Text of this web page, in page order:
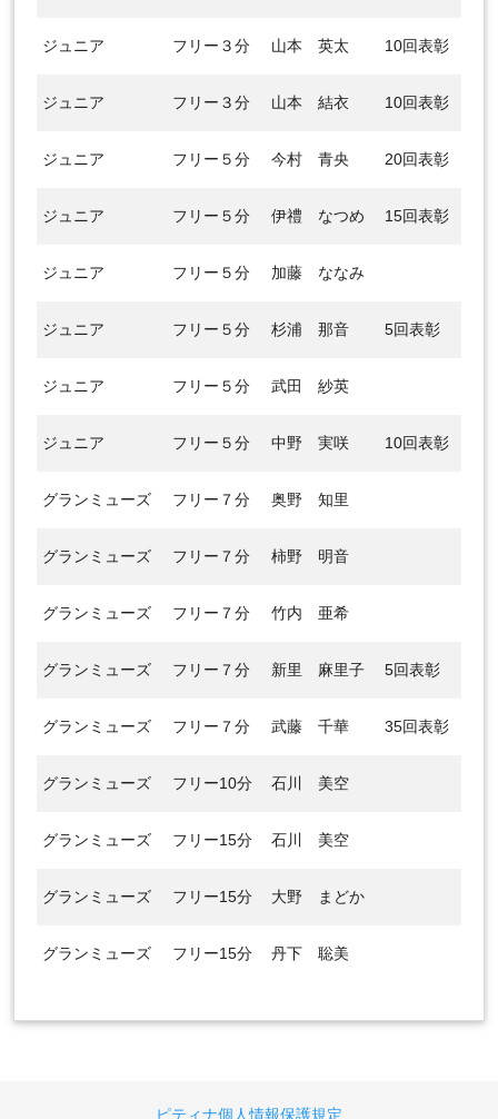
ジュニア フリー３分 山本 英太 10回表彰
ジュニア フリー３分 山本 結衣 10回表彰
ジュニア フリー５分 今村 青央 20回表彰
ジュニア フリー５分 伊禮 なつめ 15回表彰
ジュニア フリー５分 加藤 ななみ
ジュニア フリー５分 杉浦 那音 5回表彰
ジュニア フリー５分 武田 紗英
ジュニア フリー５分 中野 実咲 10回表彰
グランミューズ フリー７分 奥野 知里
グランミューズ フリー７分 柿野 明音
グランミューズ フリー７分 竹内 亜希
グランミューズ フリー７分 新里 麻里子 5回表彰
グランミューズ フリー７分 武藤 千華 35回表彰
グランミューズ フリー10分 石川 美空
グランミューズ フリー15分 石川 美空
グランミューズ フリー15分 大野 まどか
グランミューズ フリー15分 丹下 聡美
ピティナ個人情報保護規定